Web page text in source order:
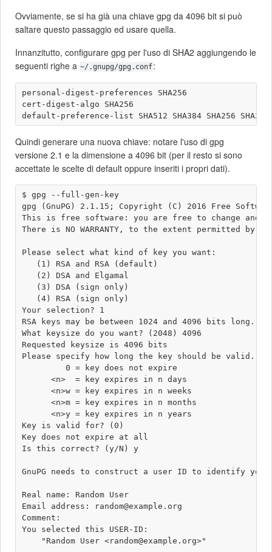
Ovviamente, se si ha già una chiave gpg da 4096 bit si può
saltare questo passaggio ed usare quella.
Innanzitutto, configurare gpg per l'uso di SHA2 aggiungendo le
seguenti righe a ~/.gnupg/gpg.conf:
personal-digest-preferences SHA256
cert-digest-algo SHA256
Quindi generare una nuova chiave: notare l'uso di gpg
versione 2.1 e la dimensione a 4096 bit (per il resto si sono
accettate le scelte di default oppure inseriti i propri dati).
$ gpg --full-gen-key
gpg (GnuPG) 2.1.15; Copyright (C) 2016 Free
This is free software: you are free to change
There is NO WARRANTY, to the extent permitted by
Please select what kind of key you want:
   (1) RSA and RSA (default)
   (2) DSA and Elgamal
   (3) DSA (sign only)
   (4) RSA (sign only)
Your selection? 1
RSA keys may be between 1024 and 4096 bits long.
What keysize do you want? (2048) 4096
Requested keysize is 4096 bits
Please specify how long the key should be valid.
         0 = key does not expire
      <n>  = key expires in n days
      <n>w = key expires in n weeks
      <n>m = key expires in n months
      <n>y = key expires in n years
Key is valid for? (0)
Key does not expire at all
Is this correct? (y/N) y
GnuPG needs to construct a user ID to identify
Real name: Random User
Email address: random@example.org
Comment:
You selected this USER-ID:
    "Random User <random@example.org>"